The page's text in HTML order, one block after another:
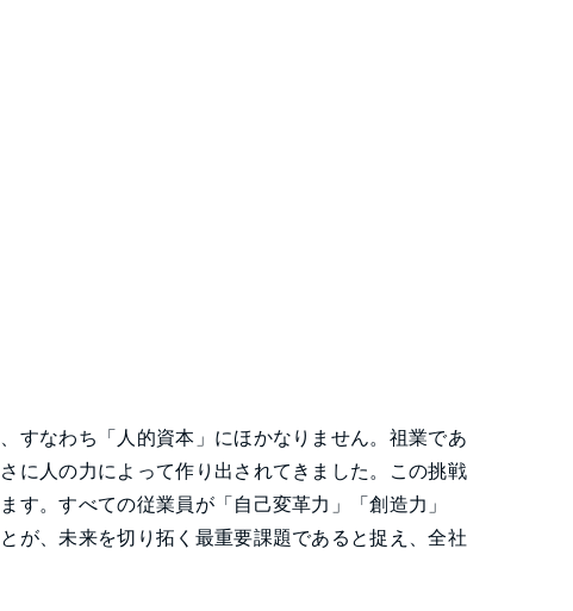
すなわち「人的資本」にほかなりません。祖業であ
に人の力によって作り出されてきました。この挑戦
。すべての従業員が「自己変革力」「創造力」
が、未来を切り拓く最重要課題であると捉え、全社